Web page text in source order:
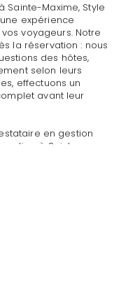
Sainte-Maxime, Style
expérience
voyageurs. Notre
la réservation : nous
des hôtes,
selon leurs
effectuons un
avant leur
en gestion
à Sainte-